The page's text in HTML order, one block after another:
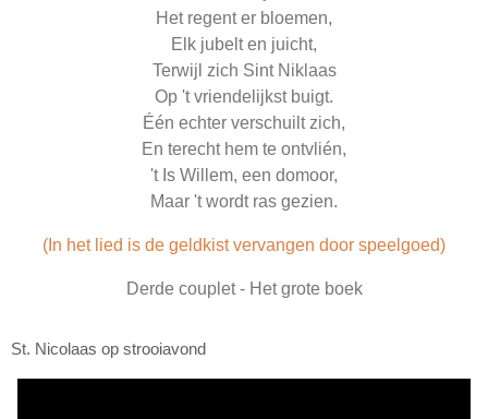
Het regent er bloemen,
Elk jubelt en juicht,
Terwijl zich Sint Niklaas
Op 't vriendelijkst buigt.
Één echter verschuilt zich,
En terecht hem te ontvlién,
't Is Willem, een domoor,
Maar 't wordt ras gezien.
(In het lied is de geldkist vervangen door speelgoed)
Derde couplet - Het grote boek
St. Nicolaas op strooiavond